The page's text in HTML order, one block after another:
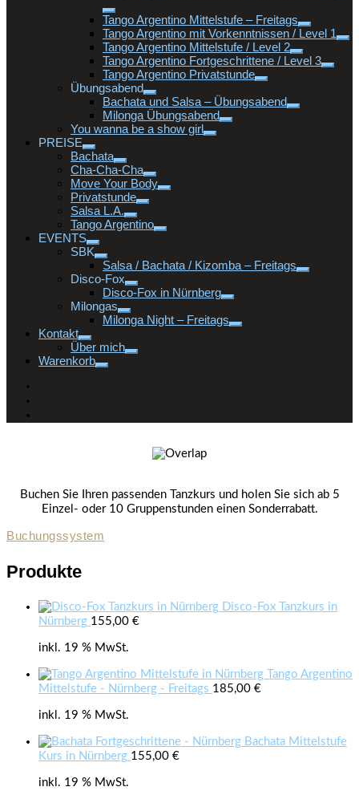
Tango Argentino Mittelstufe – Freitags
Tango Argentino mit Vorkenntnissen / Level 1
Tango Argentino Mittelstufe / Level 2
Tango Argentino Fortgeschrittene / Level 3
Tango Argentino Privatstunde
Übungsabend
Bachata und Salsa – Übungsabend
Milonga Übungsabend
You wanna be a show girl
PREISE
Bachata
Cha-Cha-Cha
Move Your Body
Privatstunde
Salsa L.A.
Tango Argentino
EVENTS
SBK
Salsa / Bachata / Kizomba – Freitags
Disco-Fox
Disco-Fox in Nürnberg
Milongas
Milonga Night – Freitags
Kontakt
Über mich
Warenkorb
Buchen Sie Ihren passenden Tanzkurs und holen Sie sich ab 5
Einzel- oder 10 Gruppenstunden einen Sonderrabatt.
Buchungssystem
Produkte
Disco-Fox Tanzkurs in
Nürnberg 155,00 €
inkl. 19 % MwSt.
Tango Argentino
Mittelstufe - Nürnberg - Freitags 185,00 €
inkl. 19 % MwSt.
Bachata Mittelstufe
Kurs in Nürnberg 155,00 €
inkl. 19 % MwSt.